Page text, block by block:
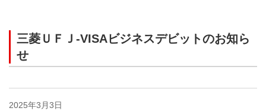
照会・変更
度額の照会・変更が可能で
利用一時停止
三菱ＵＦＪ-VISAビジネスデビットのお知ら
せ
2025年3月3日